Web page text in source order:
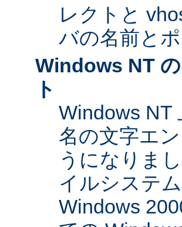
レクトと
バの名前と
Windows NT
ト
Windows NT
名の文字エ
うになりま
イルシステ
Windows